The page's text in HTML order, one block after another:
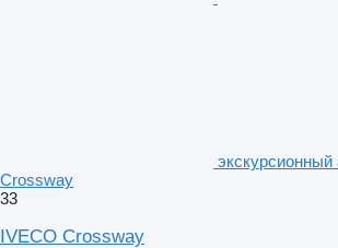
Crossway
33
IVECO Crossway